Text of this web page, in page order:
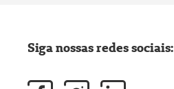
Siga nossas redes sociais: